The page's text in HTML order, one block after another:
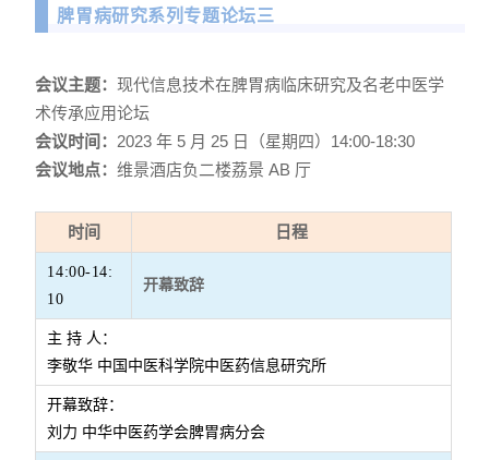
脾胃病研究系列专题论坛三
会议主题：现代信息技术在脾胃病临床研究及名老中医学
术传承应用论坛
会议时间： 2023 年 5 月 25 日（星期四）14:00-18:30
会议地点：维景酒店负二楼荔景 AB 厅
时间 日程
14:00-14:
10
开幕致辞
主 持 人：
李敬华 中国中医科学院中医药信息研究所
开幕致辞：
刘力 中华中医药学会脾胃病分会